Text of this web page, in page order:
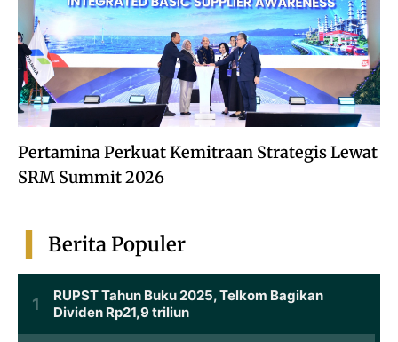
Pertamina Perkuat Kemitraan Strategis Lewat
SRM Summit 2026
Berita Populer